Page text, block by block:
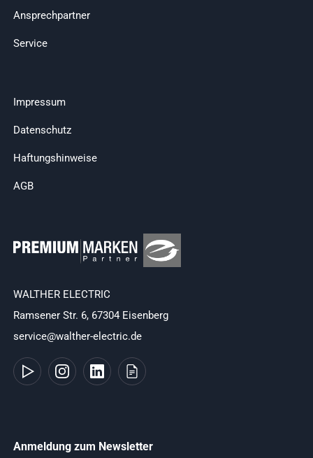
Ansprechpartner
Service
Impressum
Datenschutz
Haftungshinweise
AGB
WALTHER ELECTRIC
Ramsener Str. 6, 67304 Eisenberg
service@walther-electric.de
Anmeldung zum Newsletter